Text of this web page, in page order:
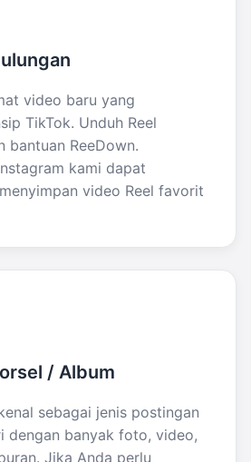
video baru yang
TikTok. Unduh Reel
bantuan ReeDown.
kami dapat
video Reel favorit
/ Album
sebagai jenis postingan
dengan banyak foto, video,
Jika Anda perlu